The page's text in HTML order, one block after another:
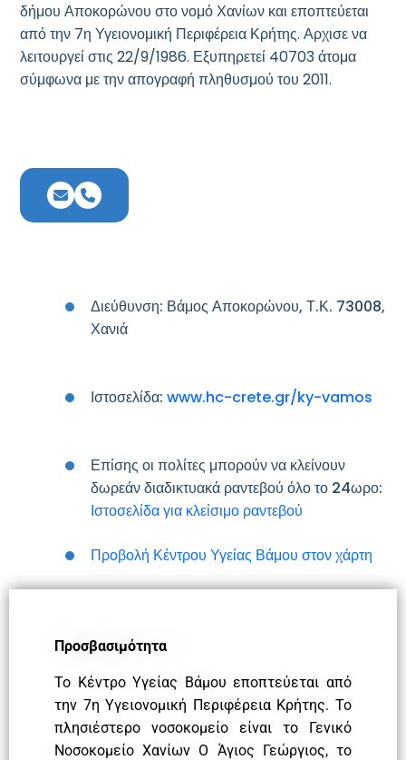
δήμου Αποκορώνου στο νομό Χανίων και εποπτεύεται
από την 7η Υγειονομική Περιφέρεια Κρήτης. Αρχισε να
λειτουργεί στις 22/9/1986. Εξυπηρετεί 40703 άτομα
σύμφωνα με την απογραφή πληθυσμού του 2011.
Διεύθυνση: Βάμος Αποκορώνου, Τ.Κ. 73008,
Χανιά
Ιστοσελίδα: www.hc-crete.gr/ky-vamos
Επίσης οι πολίτες μπορούν να κλείνουν
δωρεάν διαδικτυακά ραντεβού όλο το 24ωρο:
Ιστοσελίδα για κλείσιμο ραντεβού
Προβολή Κέντρου Υγείας Βάμου στον χάρτη
Προσβασιμότητα
Το Κέντρο Υγείας Βάμου εποπτεύεται από
την 7η Υγειονομική Περιφέρεια Κρήτης. Το
πλησιέστερο νοσοκομείο είναι το Γενικό
Νοσοκομείο Χανίων Ο Άγιος Γεώργιος, το